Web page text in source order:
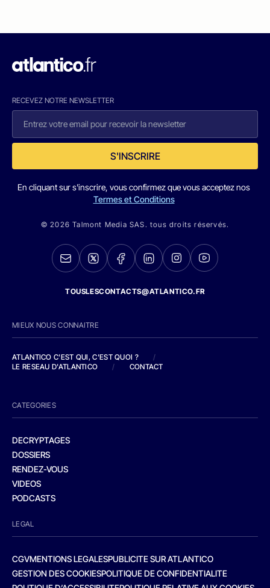
RECEVEZ NOTRE NEWSLETTER
S'INSCRIRE
En cliquant sur s'inscrire, vous confirmez que vous acceptez nos
Termes et Conditions
© 2026 Talmont Media SAS. tous droits réservés.
TOUSLESCONTACTS@ATLANTICO.FR
MIEUX NOUS CONNAITRE
ATLANTICO C'EST QUI, C'EST QUOI ?
/
LE RESEAU D'ATLANTICO
/ CONTACT
CATEGORIES
DECRYPTAGES
DOSSIERS
RENDEZ-VOUS
VIDEOS
PODCASTS
LEGAL
CGVMENTIONS LEGALESPUBLICITE SUR ATLANTICO
GESTION DES COOKIESPOLITIQUE DE CONFIDENTIALITE